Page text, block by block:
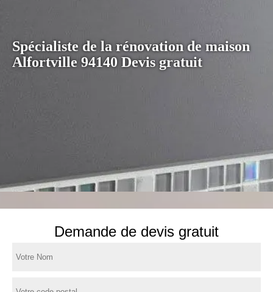
Spécialiste de la rénovation de maison
Alfortville 94140 Devis gratuit
Demande de devis gratuit